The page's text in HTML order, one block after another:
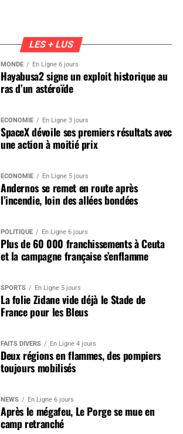
LES + LUS
MONDE En Ligne 6 jours
Hayabusa2 signe un exploit historique au
ras d’un astéroïde
ÉCONOMIE En Ligne 3 jours
SpaceX dévoile ses premiers résultats avec
une action à moitié prix
ÉCONOMIE En Ligne 5 jours
Andernos se remet en route après
l’incendie, loin des allées bondées
POLITIQUE En Ligne 6 jours
Plus de 60 000 franchissements à Ceuta
et la campagne française s’enflamme
SPORTS En Ligne 5 jours
La folie Zidane vide déjà le Stade de
France pour les Bleus
FAITS DIVERS En Ligne 4 jours
Deux régions en flammes, des pompiers
toujours mobilisés
NEWS En Ligne 6 jours
Après le mégafeu, Le Porge se mue en
camp retranché